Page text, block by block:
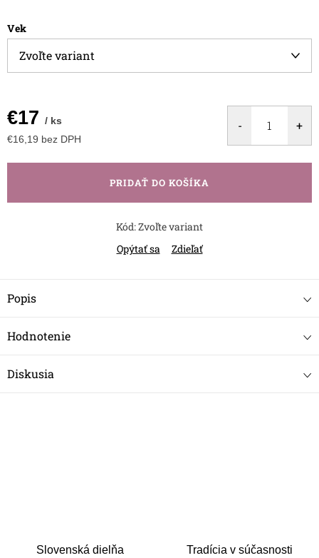
Vek
€17 / ks
€16,19 bez DPH
cena:
PRIDAŤ DO KOŠÍKA
Kód:Zvoľte variant
Opýtať sa
Zdieľať
Popis
Hodnotenie
Diskusia
Slovenská dielňa Tradícia v súčasnosti